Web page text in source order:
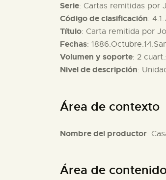
Serie: Cartas remitidas por
Código de clasificación:
Título: Carta remitida por
Fechas:
Volumen y soporte: 2
Nivel de descripción:
Área de contexto
Nombre del productor:
Área de